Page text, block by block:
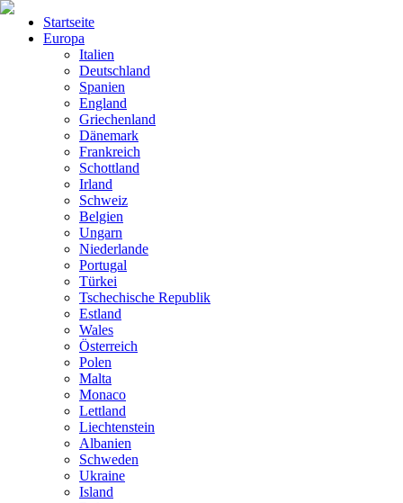
Startseite
Europa
Italien
Deutschland
Spanien
England
Griechenland
Dänemark
Frankreich
Schottland
Irland
Schweiz
Belgien
Ungarn
Niederlande
Portugal
Türkei
Tschechische Republik
Estland
Wales
Österreich
Polen
Malta
Monaco
Lettland
Liechtenstein
Albanien
Schweden
Ukraine
Island